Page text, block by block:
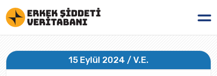
15 Eylül 2024 / V.E.